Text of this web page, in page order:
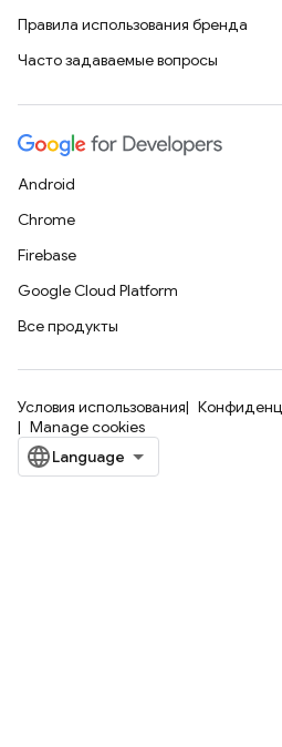
Правила использования бренда
Часто задаваемые вопросы
Android
Chrome
Firebase
Google Cloud Platform
Все продукты
Условия использования
Manage cookies